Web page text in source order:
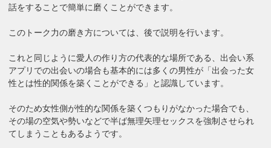
話をすることで簡単に磨くことができます。
このトーク力の磨き方については、後で説明を行います。
これと同じように愛人の作り方の代表的な場所である、出会い系
アプリでの出会いの場合も基本的には多くの男性が「出会った女
性とは性的関係を築くことができる」と認識しています。
そのため女性側が性的な関係を築くつもりがなかった場合でも、
その場の空気や勢いなどで半ば無理矢理セックスを強制させられ
てしまうこともあるようです。